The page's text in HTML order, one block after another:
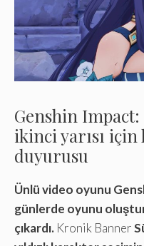
Genshin
ikinci yarısı
duyurusu
Ünlü video oyunu
günlerde oyunu
çıkardı. Kronik Banner